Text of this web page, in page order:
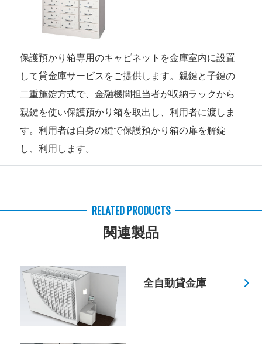
保護預かり箱専用のキャビネットを金庫室内に設置
して貸金庫サービスをご提供します。親鍵と子鍵の
二重施錠方式で、金融機関担当者が収納ラックから
親鍵を使い保護預かり箱を取出し、利用者に渡しま
す。利用者は自身の鍵で保護預かり箱の扉を解錠
し、利用します。
RELATED PRODUCTS
関連製品
全自動貸金庫